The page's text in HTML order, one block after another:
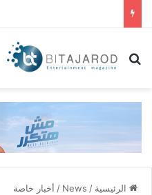
بحث عن
الرئيسية /
News
/ أخبار خاصة